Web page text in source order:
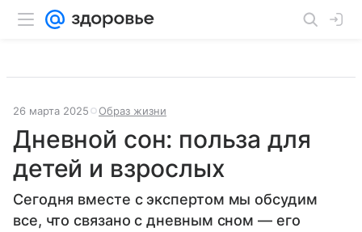
26 марта 2025 Образ жизни
Дневной сон: польза для
детей и взрослых
Сегодня вместе с экспертом мы обсудим
все, что связано с дневным сном — его